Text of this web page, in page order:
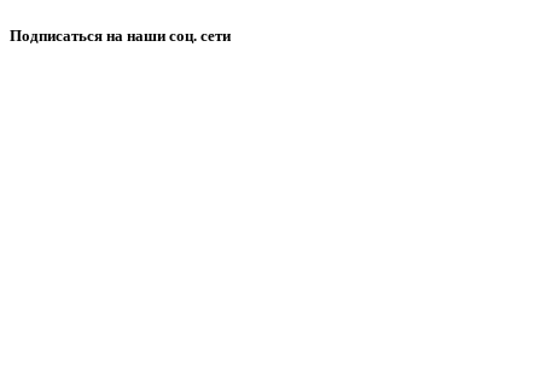
Подписаться на наши соц. сети